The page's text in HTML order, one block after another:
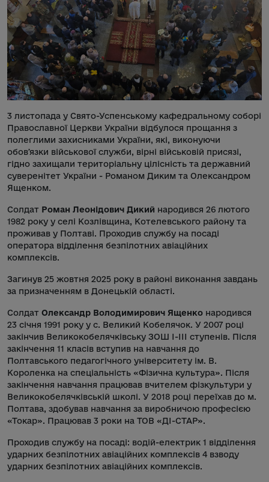
3 листопада у Свято-Успенському кафедральному соборі
Православної Церкви України відбулося прощання з
полеглими захисниками України, які, виконуючи
обовʼязки військової служби, вірні військовій присязі,
гідно захищали територіальну цілісність та державний
суверенітет України - Романом Диким та Олександром
Ященком.
Солдат Роман Леонідович Дикий народився 26 лютого
1982 року у селі Козлівщина, Котелевського району та
проживав у Полтаві. Проходив службу на посаді
оператора відділення безпілотних авіаційних
комплексів.
Загинув 25 жовтня 2025 року в районі виконання завдань
за призначенням в Донецькій області.
Солдат Олександр Володимирович Ященко народився
23 січня 1991 року у с. Великий Кобелячок. У 2007 році
закінчив Великокобелячківську ЗОШ І-ІІІ ступенів. Після
закінчення 11 класів вступив на навчання до
Полтавського педагогічного університету ім. В.
Короленка на спеціальність «Фізична культура». Після
закінчення навчання працював вчителем фізкультури у
Великокобелячківській школі. У 2018 році переїхав до м.
Полтава, здобував навчання за виробничою професією
«Токар». Працював 3 роки на ТОВ «ДІ-СТАР».
Проходив службу на посаді: водій-електрик 1 відділення
ударних безпілотних авіаційних комплексів 4 взводу
ударних безпілотних авіаційних комплексів.